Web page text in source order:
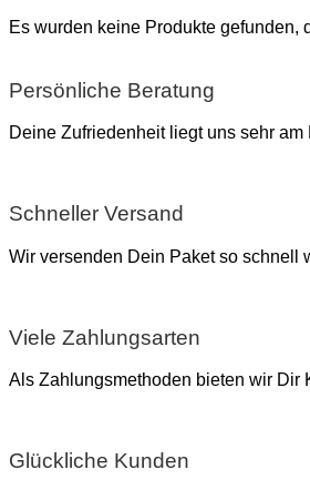
Es wurden keine Produkte gefunden,
Persönliche Beratung
Deine Zufriedenheit liegt uns sehr
Schneller Versand
Wir versenden Dein Paket so schnell
Viele Zahlungsarten
Als Zahlungsmethoden bieten wir Dir
Glückliche Kunden